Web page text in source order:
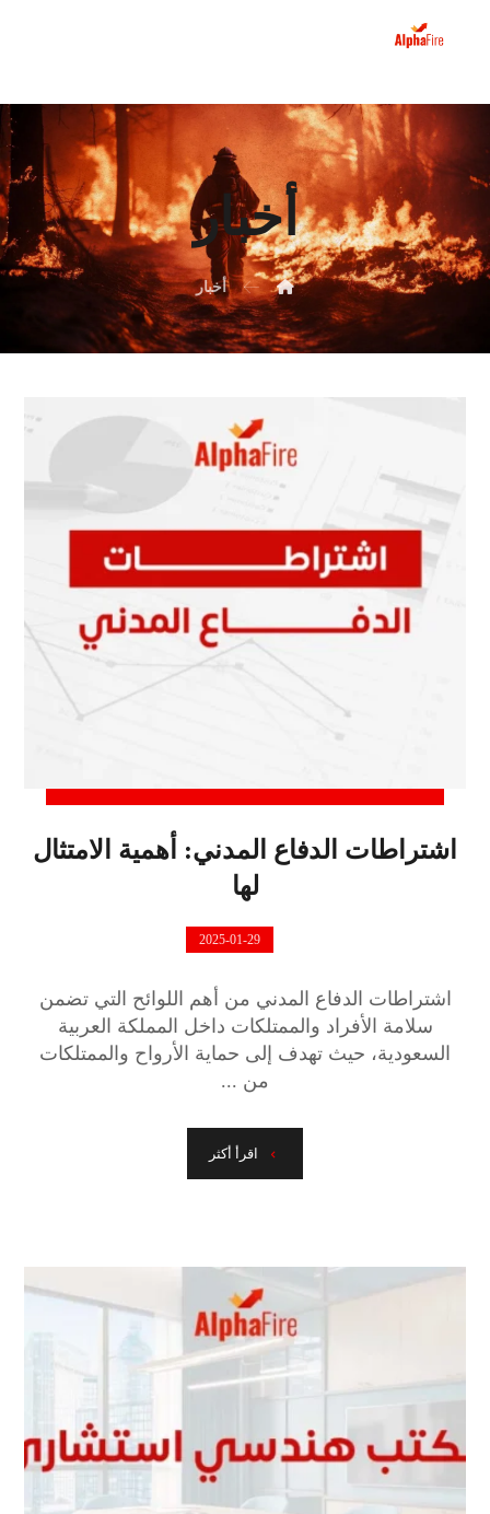
أخبار
أخبار
اشتراطات الدفاع المدني: أهمية الامتثال
لها
2025-01-29
اشتراطات الدفاع المدني من أهم اللوائح التي تضمن
سلامة الأفراد والممتلكات داخل المملكة العربية
السعودية، حيث تهدف إلى حماية الأرواح والممتلكات
من ...
اقرأ أكثر